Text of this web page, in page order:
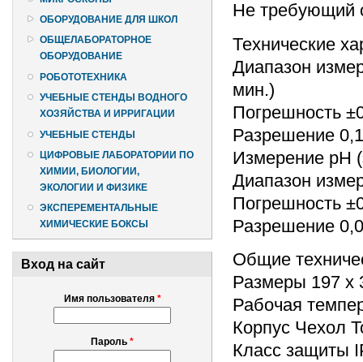
ОБОРУДОВАНИЕ ДЛЯ ШКОЛ
ОБЩЕЛАБОРАТОРНОЕ
ОБОРУДОВАНИЕ
РОБОТОТЕХНИКА
УЧЕБНЫЕ СТЕНДЫ ВОДНОГО
ХОЗЯЙСТВА И ИРРИГАЦИИ
УЧЕБНЫЕ СТЕНДЫ
ЦИФРОВЫЕ ЛАБОРАТОРИИ ПО
ХИМИИ, БИОЛОГИИ,
ЭКОЛОГИИ И ФИЗИКЕ
ЭКСПЕРЕМЕНТАЛЬНЫЕ
ХИМИЧЕСКИЕ БОКСЫ
Вход на сайт
Имя пользователя *
Пароль *
Не требующий
Технические
Диапазон
мин.)
Погрешность
Разрешение
Измерение pH
Диапазон
Погрешность
Разрешение
Общие
Размеры 197 x
Рабочая
Корпус Чехол
Класс защиты